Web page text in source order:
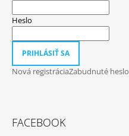
Heslo
PRIHLÁSIŤ SA
Nová registráciaZabudnuté heslo
FACEBOOK